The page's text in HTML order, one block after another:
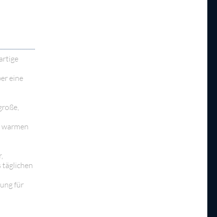
eine
täglichen
für